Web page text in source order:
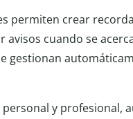
permiten crear
cuando se
gestionan
y profesional,